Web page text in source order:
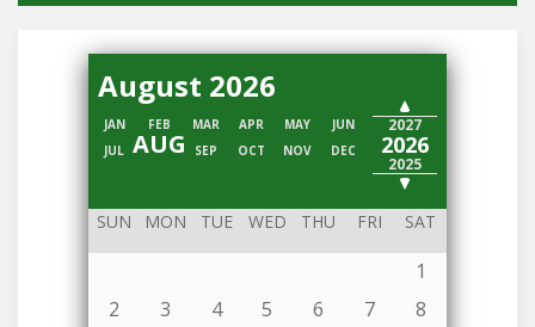
August 2026
2028
2027
2026
2025
2024
JAN FEB MAR APR MAY
JUN
JUL AUG SEP OCT NOV DEC
SUN MON TUE WED THU FRI SAT
1
2
3 4 5 6 7
8